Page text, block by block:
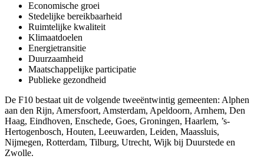
Economische groei
Stedelijke bereikbaarheid
Ruimtelijke kwaliteit
Klimaatdoelen
Energietransitie
Duurzaamheid
Maatschappelijke participatie
Publieke gezondheid
De F10 bestaat uit de volgende tweeëntwintig gemeenten: Alphen
aan den Rijn, Amersfoort, Amsterdam, Apeldoorn, Arnhem, Den
Haag, Eindhoven, Enschede, Goes, Groningen, Haarlem, ’s-
Hertogenbosch, Houten, Leeuwarden, Leiden, Maassluis,
Nijmegen, Rotterdam, Tilburg, Utrecht, Wijk bij Duurstede en
Zwolle.